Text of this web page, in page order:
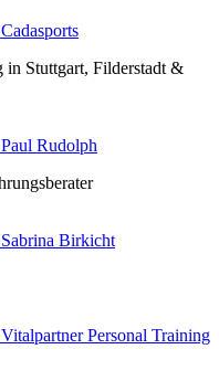
Cadasports
in Stuttgart, Filderstadt &
Paul Rudolph
Sabrina Birkicht
Vitalpartner Personal Training